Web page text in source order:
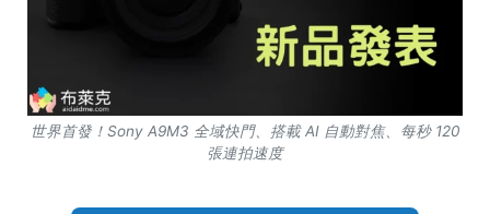
世界首發！Sony A9M3 全域快門、搭載 AI 自動對焦、每秒 120
張連拍速度